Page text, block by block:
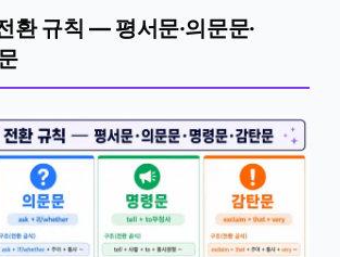
환 규칙 — 평서문·의문문·